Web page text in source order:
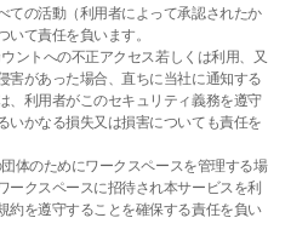
ての活動（利用者によって承認されたか
て責任を負います。
ントへの不正アクセス若しくは利用、又
害があった場合、直ちに当社に通知する
、利用者がこのセキュリティ義務を遵守
いかなる損失又は損害についても責任を
体のためにワークスペースを管理する場
ークスペースに招待され本サービスを利
約を遵守することを確保する責任を負い